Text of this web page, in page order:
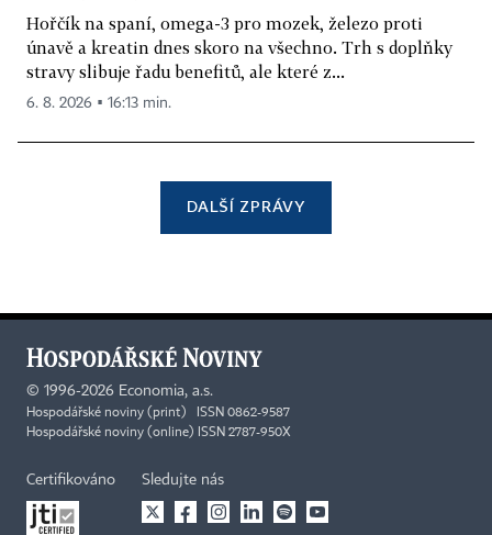
Hořčík na spaní, omega-3 pro mozek, železo proti
únavě a kreatin dnes skoro na všechno. Trh s doplňky
stravy slibuje řadu benefitů, ale které z...
6. 8. 2026 ▪ 16:13 min.
DALŠÍ ZPRÁVY
© 1996-2026 Economia, a.s.
Hospodářské noviny (print) ISSN 0862-9587
Hospodářské noviny (online) ISSN 2787-950X
Certifikováno Sledujte nás